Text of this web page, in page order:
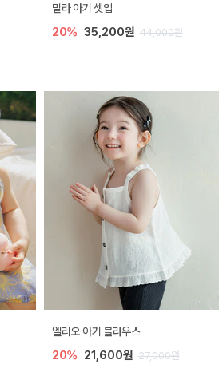
밀라 아기 셋업
20% 35,200원 44,000원
엘리오 아기 블라우스
20% 21,600원 27,000원